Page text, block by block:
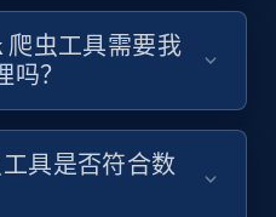
Discover videos by
爬虫工具需要我
吗？
具是否符合数